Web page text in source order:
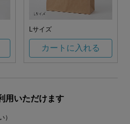
Lサイズ
カートに入れる
用いただけます
）